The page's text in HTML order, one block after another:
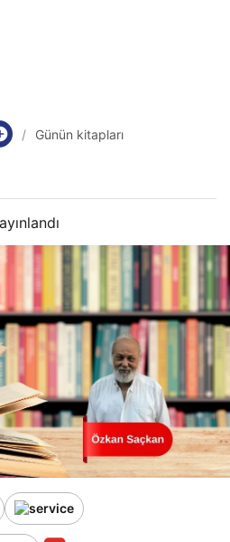
Günün kitapları